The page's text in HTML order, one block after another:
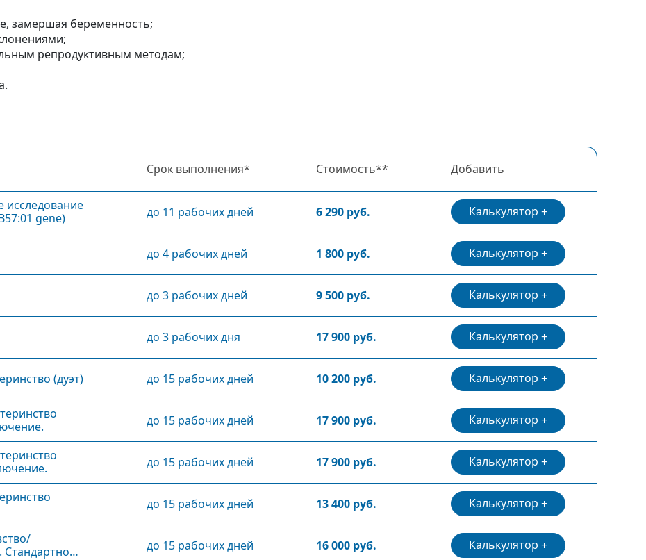
замершая беременность;
репродуктивным методам;
Срок выполнения* Стоимость** Добавить
исследование
gene)
до 11 рабочих дней 6 290 руб. Калькулятор
до 4 рабочих дней 1 800 руб. Калькулятор
до 3 рабочих дней 9 500 руб. Калькулятор
до 3 рабочих дня 17 900 руб. Калькулятор
(дуэт) до 15 рабочих дней 10 200 руб. Калькулятор
до 15 рабочих дней 17 900 руб. Калькулятор
до 15 рабочих дней 17 900 руб. Калькулятор
до 15 рабочих дней 13 400 руб. Калькулятор
Стандартное
до 15 рабочих дней 16 000 руб. Калькулятор